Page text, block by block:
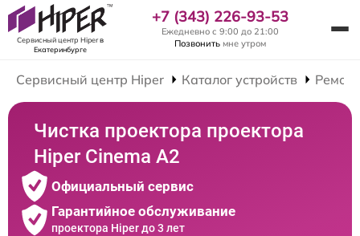
Сервисный центр Hiperв
Екатеринбурге
+7 (343) 226-93-53
Ежедневно с 9:00 до 21:00
Позвонить мне утром
Сервисный центр Hiper Каталог устройств
Чистка проектора проектора
Hiper Cinema A2
Официальный сервис
Гарантийное обслуживание
проектора Hiper до 3 лет